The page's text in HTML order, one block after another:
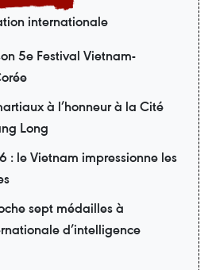
internationale
5e Festival Vietnam-
à l’honneur à la Cité
Long
: le Vietnam impressionne les
sept médailles à
d’intelligence